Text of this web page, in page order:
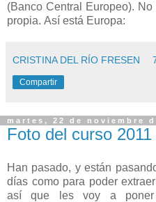
(Banco Central Europeo).
propia. Así está Europa:
CRISTINA DEL RÍO FRESEN
Compartir
martes, 22 de noviembre
Foto del curso 2011
Han pasado, y están
días como para poder
así que les voy a